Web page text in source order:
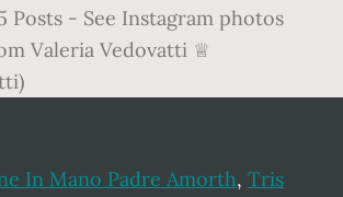
Posts - See Instagram photos
Valeria Vedovatti ♕
In Mano Padre Amorth, Tris